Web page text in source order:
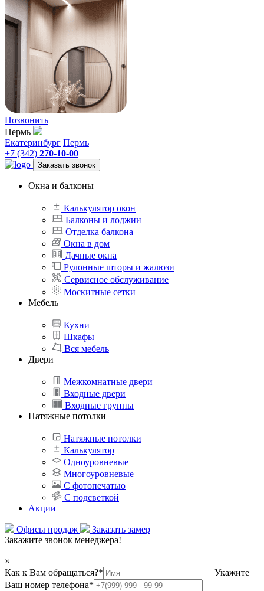
Позвонить
Пермь
Екатеринбург Пермь
+7 (342) 270-10-00
Заказать звонок
Окна и балконы
Калькулятор окон
Балконы и лоджии
Отделка балкона
Окна в дом
Дачные окна
Рулонные шторы и жалюзи
Сервисное обслуживание
Москитные сетки
Мебель
Кухни
Шкафы
Вся мебель
Двери
Межкомнатные двери
Входные двери
Входные группы
Натяжные потолки
Натяжные потолки
Калькулятор
Одноуровневые
Многоуровневые
С фотопечатью
С подсветкой
Акции
Офисы продаж
Заказать замер
Закажите звонок менеджера!
×
Как к Вам обращаться?*
Укажите
Ваш номер телефона*